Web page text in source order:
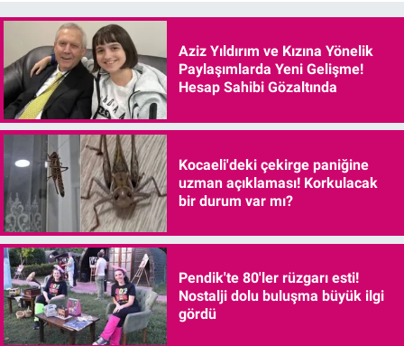
Aziz Yıldırım ve Kızına Yönelik
Paylaşımlarda Yeni Gelişme!
Hesap Sahibi Gözaltında
Kocaeli'deki çekirge paniğine
uzman açıklaması! Korkulacak
bir durum var mı?
Pendik'te 80'ler rüzgarı esti!
Nostalji dolu buluşma büyük ilgi
gördü